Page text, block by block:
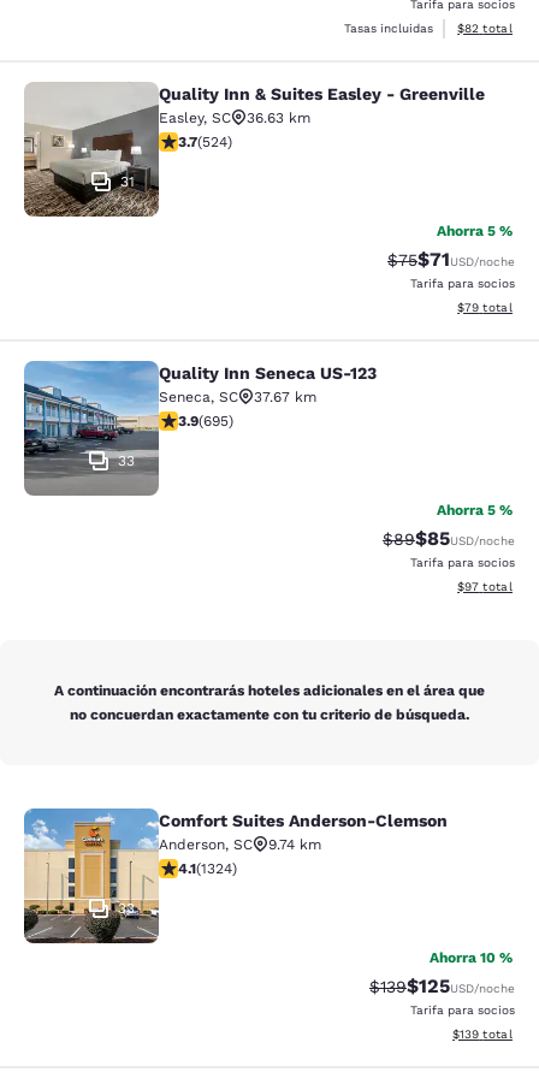
Tarifa para socios
Tasas incluidas
Ver detalles
$82 total
Quality Inn & Suites Easley -
31
Quality Inn & Suites Easley - Greenville
Easley, SC
36.63 km
Calificación de 3.7 estrellas. Bueno. 524 reseñas
3.7(524)
Ahorra 5 %
Tarifa tachada:
$75Tarifa
$71USD/noche
Tarifa para socios
Ver detalles
$79 total
Quality Inn Seneca US-123
33
Quality Inn Seneca US-123
Seneca, SC
37.67 km
Calificación de 3.85 estrellas. Bueno. 695 reseñas
3.9(695)
Ahorra 5 %
Tarifa tachada:
$89Tarifa
$85USD/noche
Tarifa para socios
Ver detalles
$97 total
A continuación encontrarás hoteles adicionales en el área que
no concuerdan exactamente con tu criterio de búsqueda.
Comfort Suites Anderson-Clemson
33
Comfort Suites Anderson-Clemson
Anderson, SC
9.74 km
Calificación de 4.14 estrellas. Muy bueno. 1324
4.1(1324)
Ahorra 10 %
Tarifa tachada:
$139Tarifa reducida:
$125USD/noche
Tarifa para socios
Ver detalles
$139 total